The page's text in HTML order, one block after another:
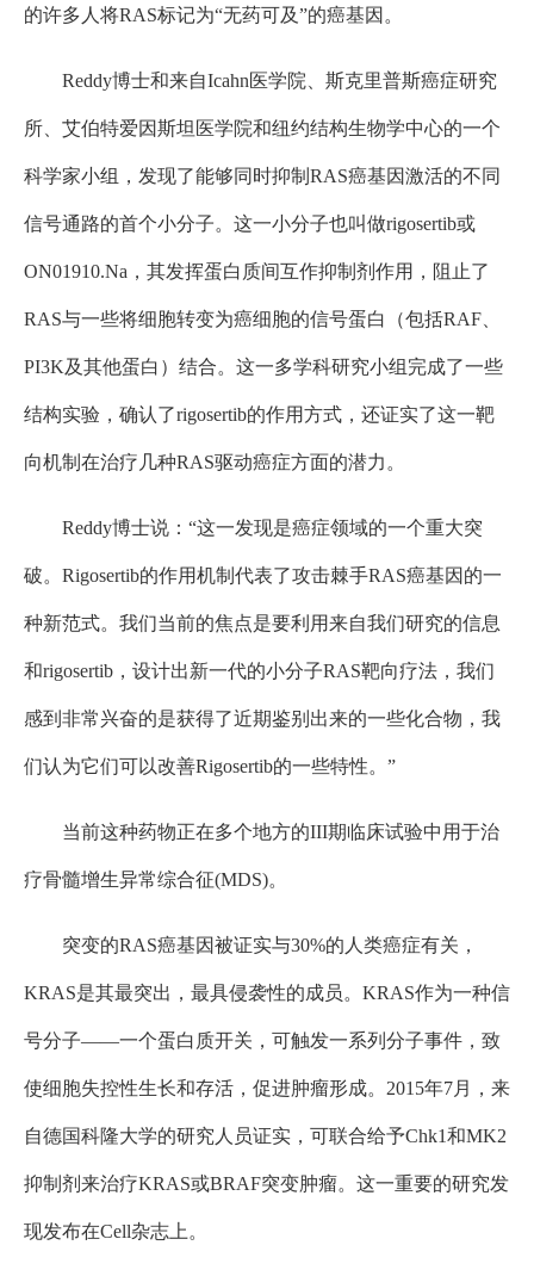
的许多人将RAS标记为“无药可及”的癌基因。
Reddy博士和来自Icahn医学院、斯克里普斯癌症研究
所、艾伯特爱因斯坦医学院和纽约结构生物学中心的一个
科学家小组，发现了能够同时抑制RAS癌基因激活的不同
信号通路的首个小分子。这一小分子也叫做rigosertib或
ON01910.Na，其发挥蛋白质间互作抑制剂作用，阻止了
RAS与一些将细胞转变为癌细胞的信号蛋白（包括RAF、
PI3K及其他蛋白）结合。这一多学科研究小组完成了一些
结构实验，确认了rigosertib的作用方式，还证实了这一靶
向机制在治疗几种RAS驱动癌症方面的潜力。
Reddy博士说：“这一发现是癌症领域的一个重大突
破。Rigosertib的作用机制代表了攻击棘手RAS癌基因的一
种新范式。我们当前的焦点是要利用来自我们研究的信息
和rigosertib，设计出新一代的小分子RAS靶向疗法，我们
感到非常兴奋的是获得了近期鉴别出来的一些化合物，我
们认为它们可以改善Rigosertib的一些特性。”
当前这种药物正在多个地方的III期临床试验中用于治
疗骨髓增生异常综合征(MDS)。
突变的RAS癌基因被证实与30%的人类癌症有关，
KRAS是其最突出，最具侵袭性的成员。KRAS作为一种信
号分子——一个蛋白质开关，可触发一系列分子事件，致
使细胞失控性生长和存活，促进肿瘤形成。2015年7月，来
自德国科隆大学的研究人员证实，可联合给予Chk1和MK2
抑制剂来治疗KRAS或BRAF突变肿瘤。这一重要的研究发
现发布在Cell杂志上。